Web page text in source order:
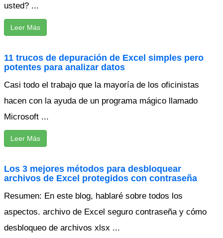
usted? ...
Leer Más
11 trucos de depuración de Excel simples pero
potentes para analizar datos
Casi todo el trabajo que la mayoría de los oficinistas
hacen con la ayuda de un programa mágico llamado
Microsoft ...
Leer Más
Los 3 mejores métodos para desbloquear
archivos de Excel protegidos con contraseña
Resumen: En este blog, hablaré sobre todos los
aspectos. archivo de Excel seguro contraseña y cómo
desbloqueo de archivos xlsx ...